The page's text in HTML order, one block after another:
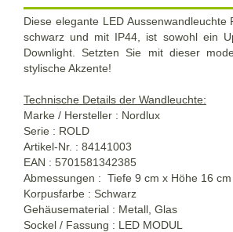
Diese elegante LED Aussenwandleuchte
schwarz und mit IP44, ist sowohl ein
Downlight. Setzten Sie mit dieser
stylische Akzente!
Technische Details der Wandleuchte:
Marke / Hersteller : Nordlux
Serie : ROLD
Artikel-Nr. : 84141003
EAN : 5701581342385
Abmessungen : Tiefe 9 cm x Höhe 16
Korpusfarbe : Schwarz
Gehäusematerial : Metall, Glas
Sockel / Fassung : LED MODUL